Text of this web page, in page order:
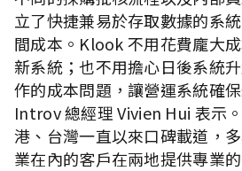
立了快捷兼易於存取數據的系
間成本。Klook 不用花費龐大
新系統；也不用擔心日後系統
作的成本問題，讓營運系統確保
Introv 總經理 Vivien Hui 表示
港、台灣一直以來口碑載道，
業在內的客戶在兩地提供專業